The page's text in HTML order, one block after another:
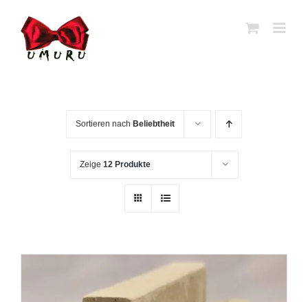
Inhalt
springen
Sortieren nach Beliebtheit
Zeige 12 Produkte